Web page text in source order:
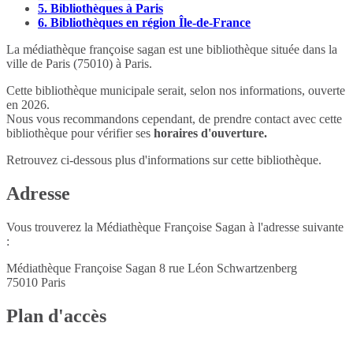
5. Bibliothèques à Paris
6. Bibliothèques en région Île-de-France
La médiathèque françoise sagan est une bibliothèque située dans la
ville de Paris (75010) à Paris.
Cette bibliothèque municipale serait, selon nos informations, ouverte
en 2026.
Nous vous recommandons cependant, de prendre contact avec cette
bibliothèque pour vérifier ses horaires d'ouverture.
Retrouvez ci-dessous plus d'informations sur cette bibliothèque.
Adresse
Vous trouverez la Médiathèque Françoise Sagan à l'adresse suivante
:
Médiathèque Françoise Sagan 8 rue Léon Schwartzenberg
75010 Paris
Plan d'accès